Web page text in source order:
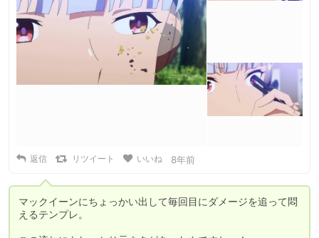
返信 リツイート いいね 8年前
マックイーンにちょっかい出して毎回目にダメージを追って悶
えるテンプレ。